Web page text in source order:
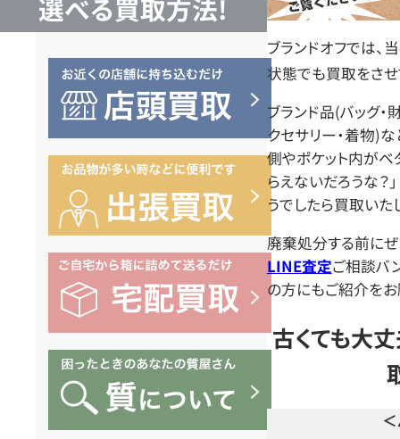
選べる買取方法!
ブランドオフでは、
状態でも買取をさせ
ブランド品(バッグ・
クセサリー・着物)な
側やポケット内がベ
らえないだろうな？
うでしたら買取いた
廃棄処分する前にぜ
LINE査定ご相談バ
の方にもご紹介をお
古くても大丈